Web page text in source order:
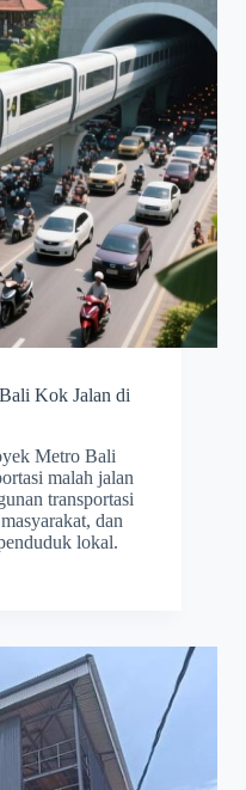
Kok Jalan di
Metro Bali
malah jalan
transportasi
dan
lokal.